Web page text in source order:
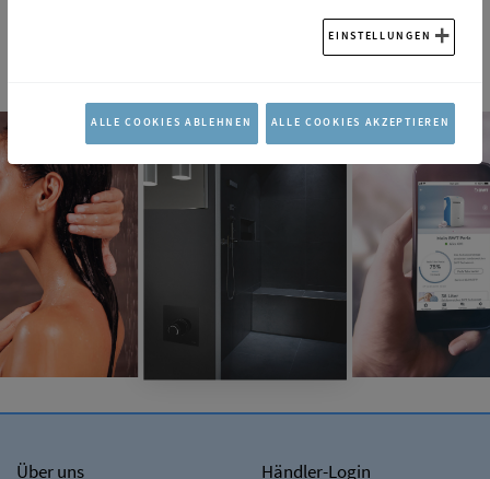
intelligenter und smarter und gehört ins Bad der Zukunft.
Über uns Händler-Login
EINSTELLUNGEN
ALLE COOKIES ABLEHNEN ALLE COOKIES AKZEPTIEREN